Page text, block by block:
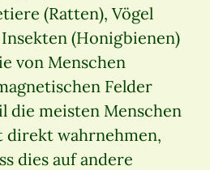
(Ratten), Vögel
(Honigbienen)
von Menschen
Felder
die meisten Menschen
direkt wahrnehmen,
dies auf andere